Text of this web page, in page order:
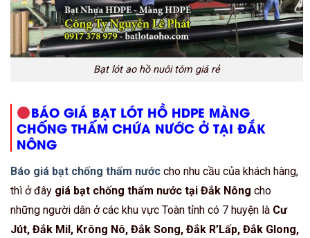
Bạt lót ao hồ nuôi tôm giá rẻ
BÁO GIÁ BẠT LÓT HỒ HDPE MÀNG
CHỐNG THẤM CHỨA NƯỚC Ở TẠI ĐẮK
NÔNG
Báo giá bạt chống thấm nước cho nhu cầu của khách hàng,
thì ở đây giá bạt chống thấm nước tại Đắk Nông cho
những người dân ở các khu vực Toàn tỉnh có 7 huyện là Cư
Jút, Đắk Mil, Krông Nô, Đắk Song, Đắk R’Lấp, Đắk Glong,